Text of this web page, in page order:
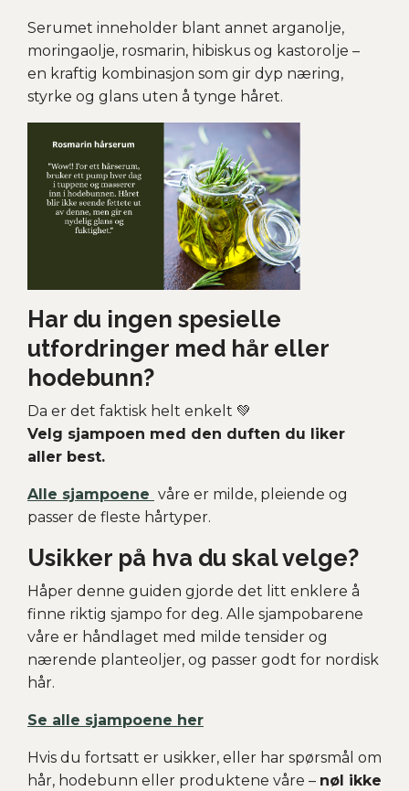
Serumet inneholder blant annet arganolje,
moringaolje, rosmarin, hibiskus og kastorolje –
en kraftig kombinasjon som gir dyp næring,
styrke og glans uten å tynge håret.
Har du ingen spesielle
utfordringer med hår eller
hodebunn?
Da er det faktisk helt enkelt 💚
Velg sjampoen med den duften du liker
aller best.
Alle sjampoene våre er milde, pleiende og
passer de fleste hårtyper.
Usikker på hva du skal velge?
Håper denne guiden gjorde det litt enklere å
finne riktig sjampo for deg. Alle sjampobarene
våre er håndlaget med milde tensider og
nærende planteoljer, og passer godt for nordisk
hår.
Se alle sjampoene her
Hvis du fortsatt er usikker, eller har spørsmål om
hår, hodebunn eller produktene våre – nøl ikke